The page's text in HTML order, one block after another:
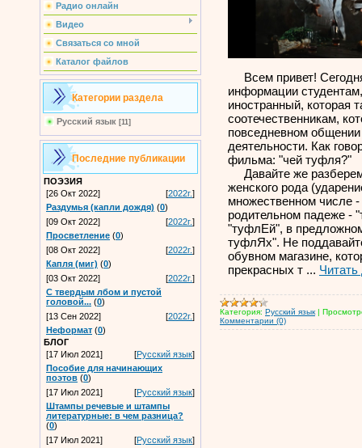
Радио онлайн
Видео
Связаться со мной
Каталог файлов
Категории раздела
Русский язык [11]
Последние публикации
ПОЭЗИЯ
[26 Окт 2022]
[2022г.]
Раздумья (капли дождя) (0)
[09 Окт 2022]
[2022г.]
Просветление (0)
[08 Окт 2022]
[2022г.]
Капля (миг) (0)
[03 Окт 2022]
[2022г.]
С твердым лбом и пустой
головой... (0)
[13 Сен 2022]
[2022г.]
Неформат (0)
БЛОГ
[17 Июл 2021]
[Русский язык]
Пособие для начинающих
поэтов (0)
[17 Июл 2021]
[Русский язык]
Штампы речевые и штампы
литературные: в чем разница?
(0)
[17 Июл 2021]
[Русский язык]
Всем привет!
информации
иностранный, которая
соотечественникам,
повседневном
деятельности. Как
фильма: "чей туфля?"
Давайте же
женского рода
множественном числе
родительном падеже -
"туфлЕй", в
туфлЯх". Не
обувном магазине,
прекрасных т ...
Категория: Русский язык |
Комментарии (0)